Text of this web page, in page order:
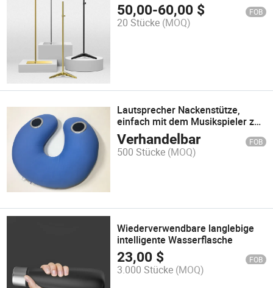
50,00-60,00 $ FOB
20 Stücke (MOQ)
Lautsprecher Nackenstütze,
einfach mit dem Musikspieler zu
verbinden
Verhandelbar FOB
500 Stücke (MOQ)
Wiederverwendbare langlebige
intelligente Wasserflasche
23,00 $ FOB
3.000 Stücke (MOQ)